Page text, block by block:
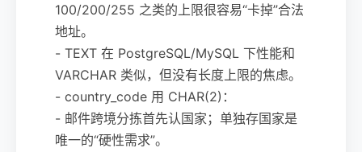
100/200/255 之类的上限很容易“卡掉”合法
地址。
- TEXT 在 PostgreSQL/MySQL 下性能和
VARCHAR 类似，但没有长度上限的焦虑。
- country_code 用 CHAR(2)：
- 邮件跨境分拣首先认国家；单独存国家是
唯一的“硬性需求”。